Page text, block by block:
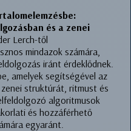
és a zenei
Lerch-től
mindazok számára,
iránt érdeklődnek.
amelyek segítségével az
struktúrát, ritmust és
algoritmusok
és hozzáférhető
egyaránt.